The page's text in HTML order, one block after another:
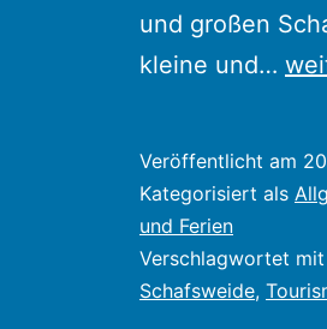
und großen
kleine und…
Veröffentlicht am
Kategorisiert als
und Ferien
Verschlagwortet mit
Schafsweide,